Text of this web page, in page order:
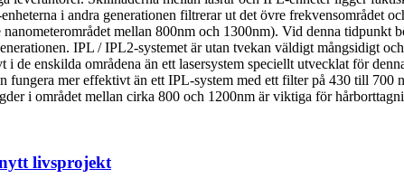
i andra generationen filtrerar ut det övre frekvensområdet
mellan 800nm och 1300nm). Vid denna tidpunkt
IPL / IPL2-systemet är utan tvekan väldigt mångsidigt
i de enskilda områdena än ett lasersystem speciellt utvecklat för
fungera mer effektivt än ett IPL-system med ett filter på 430 till
i området mellan cirka 800 och 1200nm är viktiga för
livsprojekt